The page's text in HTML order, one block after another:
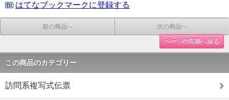
はてなブックマークに登録する
前の商品へ 次の商品へ
ページの先頭へ戻る
この商品のカテゴリー
訪問系複写式伝票